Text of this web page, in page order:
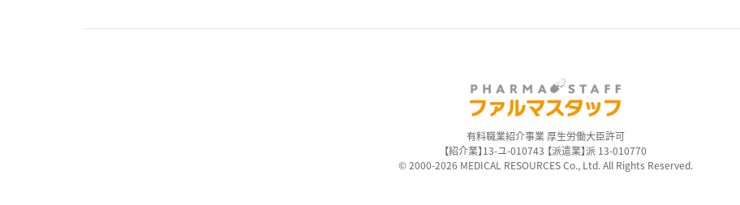
有料職業紹介事業 厚生労働大臣許可
【紹介業】13-ユ-010743 【派遣業】派 13-010770
© 2000-2026 MEDICAL RESOURCES Co., Ltd. All Rights Reserved.